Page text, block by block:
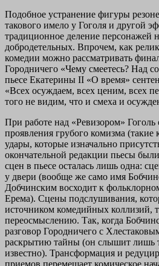
Подобное устранение фигуры
такового имело у Гоголя и другой
традиционное деление персонажей
добродетельных. Впрочем, как
комедии можно рассматривать
Городничего «Чему смеетесь? Над
пьесе Екатерины II «О время»
«Всех осуждаем, всех ценим, всех
того не видим, что и смеха и
При работе над «Ревизором» Гоголь
проявления грубого комизма (такие
удары, которые изначально
окончательной редакции пьесы
сцен в пьесе осталась лишь одна:
у двери (вообще же само имя
Добчинским восходит к
Ерема). Сцены подслушивания,
источником комедийных коллизий,
переосмыслению. Так, когда
разговор Городничего с
раскрытию тайны (он слышит лишь
известно). Трансформация и
приемов перемещает комическое